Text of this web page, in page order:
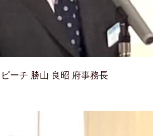
ーチ 勝山 良昭 府事務長